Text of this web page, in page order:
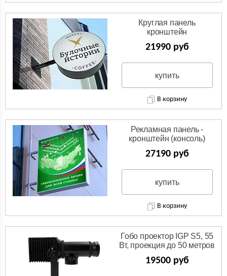
Круглая панель
кронштейн
(Двухсторонняя вывеска)
21990 руб
купить
В корзину
Рекламная панель -
кронштейн (консоль)
27190 руб
купить
В корзину
Гобо проектор IGP S5, 55
Вт, проекция до 50 метров
19500 руб